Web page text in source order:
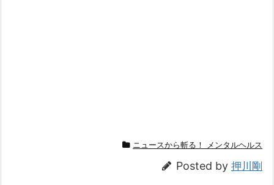
ニュースから斬る！ メンタルヘルス
Posted by 押川剛